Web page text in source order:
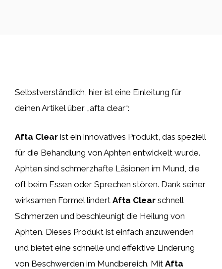
Selbstverständlich, hier ist eine Einleitung für
deinen Artikel über „afta clear“:
Afta Clear ist ein innovatives Produkt, das speziell
für die Behandlung von Aphten entwickelt wurde.
Aphten sind schmerzhafte Läsionen im Mund, die
oft beim Essen oder Sprechen stören. Dank seiner
wirksamen Formel lindert Afta Clear schnell
Schmerzen und beschleunigt die Heilung von
Aphten. Dieses Produkt ist einfach anzuwenden
und bietet eine schnelle und effektive Linderung
von Beschwerden im Mundbereich. Mit Afta